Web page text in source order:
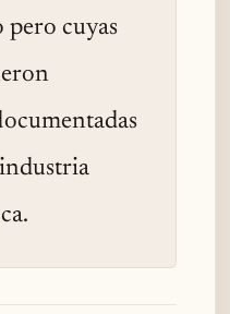
pero cuyas